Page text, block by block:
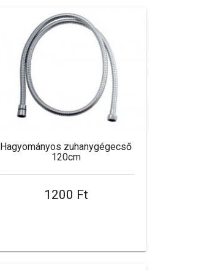
Hagyományos zuhanygégecső
120cm
1200 Ft